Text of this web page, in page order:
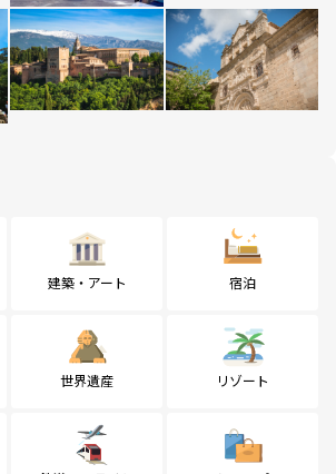
建築・アート 宿泊
世界遺産 リゾート